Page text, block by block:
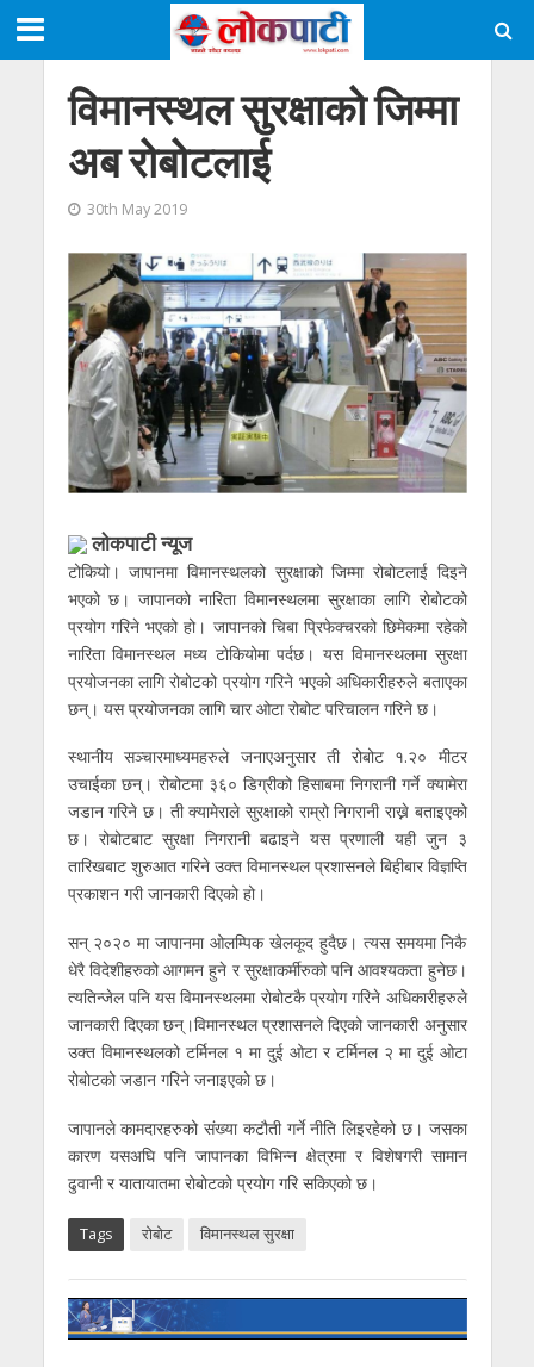
विमानस्थल सुरक्षाको जिम्मा
अब रोबोटलाई
30th May 2019
लाेकपाटी न्यूज
टोकियो। जापानमा विमानस्थलको सुरक्षाको जिम्मा रोबोटलाई दिइने
भएको छ। जापानको नारिता विमानस्थलमा सुरक्षाका लागि रोबोटको
प्रयोग गरिने भएको हो। जापानको चिबा प्रिफेक्चरको छिमेकमा रहेको
नारिता विमानस्थल मध्य टोकियोमा पर्दछ। यस विमानस्थलमा सुरक्षा
प्रयोजनका लागि रोबोटको प्रयोग गरिने भएको अधिकारीहरुले बताएका
छन्। यस प्रयोजनका लागि चार ओटा रोबोट परिचालन गरिने छ।
स्थानीय सञ्चारमाध्यमहरुले जनाएअनुसार ती रोबोट १.२० मीटर
उचाईका छन्। रोबोटमा ३६० डिग्रीको हिसाबमा निगरानी गर्ने क्यामेरा
जडान गरिने छ। ती क्यामेराले सुरक्षाको राम्रो निगरानी राख्ने बताइएको
छ। रोबोटबाट सुरक्षा निगरानी बढाइने यस प्रणाली यही जुन ३
तारिखबाट शुरुआत गरिने उक्त विमानस्थल प्रशासनले बिहीबार विज्ञप्ति
प्रकाशन गरी जानकारी दिएको हो।
सन् २०२० मा जापानमा ओलम्पिक खेलकूद हुदैछ। त्यस समयमा निकै
धेरै विदेशीहरुको आगमन हुने र सुरक्षाकर्मीरुको पनि आवश्यकता हुनेछ।
त्यतिन्जेल पनि यस विमानस्थलमा रोबोटकै प्रयोग गरिने अधिकारीहरुले
जानकारी दिएका छन्।विमानस्थल प्रशासनले दिएको जानकारी अनुसार
उक्त विमानस्थलको टर्मिनल १ मा दुई ओटा र टर्मिनल २ मा दुई ओटा
रोबोटको जडान गरिने जनाइएको छ।
जापानले कामदारहरुको संख्या कटौती गर्ने नीति लिइरहेको छ। जसका
कारण यसअघि पनि जापानका विभिन्न क्षेत्रमा र विशेषगरी सामान
ढुवानी र यातायातमा रोबोटको प्रयोग गरि सकिएको छ।
Tags रोबोट विमानस्थल सुरक्षा